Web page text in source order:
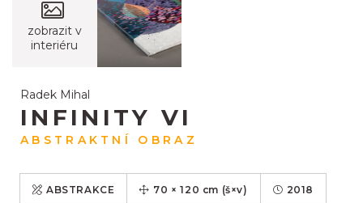
zobrazit v
interiéru
Radek Mihal
INFINITY VI
ABSTRAKTNÍ OBRAZ
ABSTRAKCE 70 × 120 cm (š×v) 2018